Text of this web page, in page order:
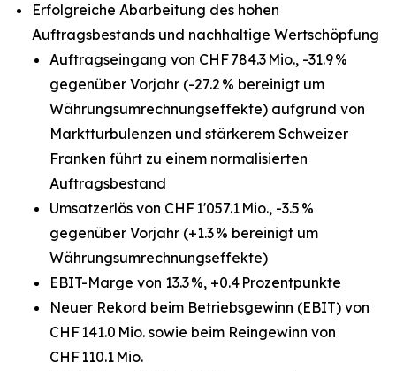
Erfolgreiche Abarbeitung des hohen
Auftragsbestands und nachhaltige Wertschöpfung
Auftragseingang von CHF 784.3 Mio., -31.9 %
gegenüber Vorjahr (-27.2 % bereinigt um
Währungsumrechnungseffekte) aufgrund von
Marktturbulenzen und stärkerem Schweizer
Franken führt zu einem normalisierten
Auftragsbestand
Umsatzerlös von CHF 1'057.1 Mio., -3.5 %
gegenüber Vorjahr (+1.3 % bereinigt um
Währungsumrechnungseffekte)
EBIT-Marge von 13.3 %, +0.4 Prozentpunkte
Neuer Rekord beim Betriebsgewinn (EBIT) von
CHF 141.0 Mio. sowie beim Reingewinn von
CHF 110.1 Mio.